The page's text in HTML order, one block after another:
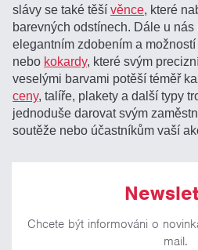
slávy se také těšívěnce, které
barevných odstínech. Dále u
elegantním zdobením a
nebo kokardy, které svým
veselými barvami potěší téměř
ceny, talíře, plakety a další typy
jednoduše darovat svým
soutěže nebo účastníkům vaší
Chcete být informováni o
mail.